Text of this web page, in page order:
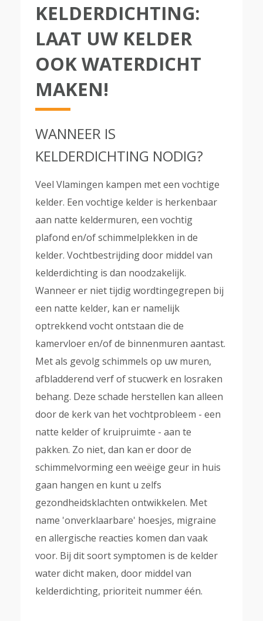
KELDERDICHTING:
LAAT UW KELDER
OOK WATERDICHT
MAKEN!
WANNEER IS
KELDERDICHTING NODIG?
Veel Vlamingen kampen met een vochtige
kelder. Een vochtige kelder is herkenbaar
aan natte keldermuren, een vochtig
plafond en/of schimmelplekken in de
kelder. Vochtbestrijding door middel van
kelderdichting is dan noodzakelijk.
Wanneer er niet tijdig wordtingegrepen bij
een natte kelder, kan er namelijk
optrekkend vocht ontstaan die de
kamervloer en/of de binnenmuren aantast.
Met als gevolg schimmels op uw muren,
afbladderend verf of stucwerk en losraken
behang. Deze schade herstellen kan alleen
door de kerk van het vochtprobleem - een
natte kelder of kruipruimte - aan te
pakken. Zo niet, dan kan er door de
schimmelvorming een weëige geur in huis
gaan hangen en kunt u zelfs
gezondheidsklachten ontwikkelen. Met
name 'onverklaarbare' hoesjes, migraine
en allergische reacties komen dan vaak
voor. Bij dit soort symptomen is de kelder
water dicht maken, door middel van
kelderdichting, prioriteit nummer één.